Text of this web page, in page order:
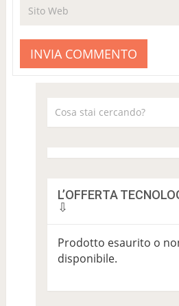
L’OFFERTA
⇩
Prodotto esaurito o
disponibile.